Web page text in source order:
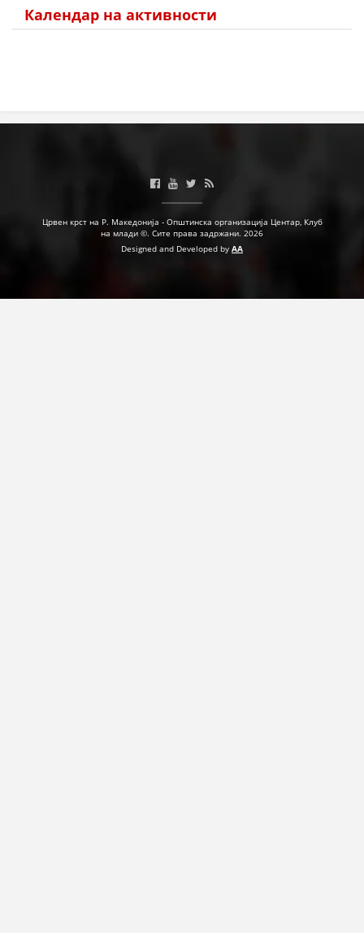
Календар на активности
Црвен крст на Р. Македонија - Општинска организација Центар, Клуб
на млади ©. Сите права задржани. 2026
Designed and Developed by AA